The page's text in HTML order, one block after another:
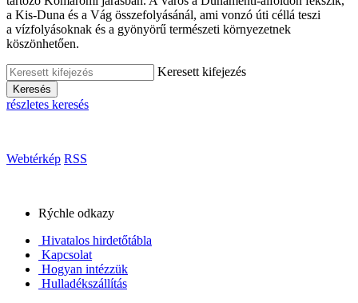
a Kis-Duna és a Vág összefolyásánál, ami vonzó úti céllá teszi
a vízfolyásoknak és a gyönyörű természeti környezetnek
köszönhetően.
Keresett kifejezés
Keresés
részletes keresés
Webtérkép RSS
Rýchle odkazy
Hivatalos hirdetőtábla
Kapcsolat
Hogyan intézzük
Hulladékszállítás